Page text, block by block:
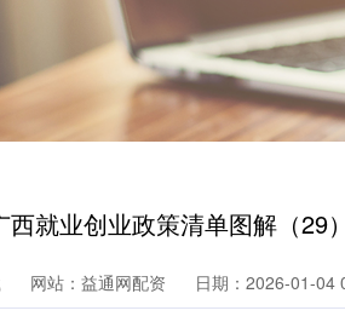
就业创业政策清单图解（29
网站：益通网配资 日期：2026-01-04